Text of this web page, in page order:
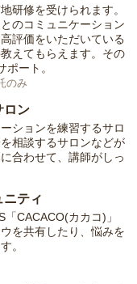
研修を受けられます。
のコミュニケーション
評価をいただいている
えてもらえます。その
ート。
のみ
ロン
ションを練習するサロ
相談するサロンなどが
合わせて、講師がしっ
ニティ
CACACO(カカコ)」
を共有したり、悩みを
。